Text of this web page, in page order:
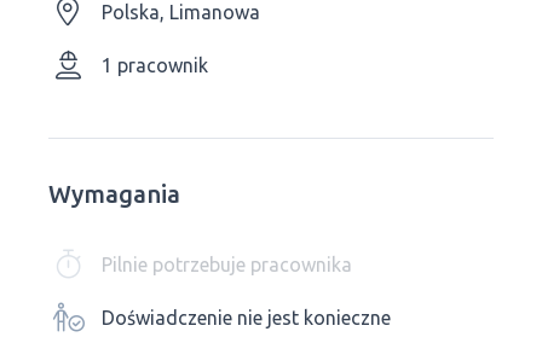
Polska, Limanowa
1 pracownik
Wymagania
Pilnie potrzebuje pracownika
Doświadczenie nie jest konieczne